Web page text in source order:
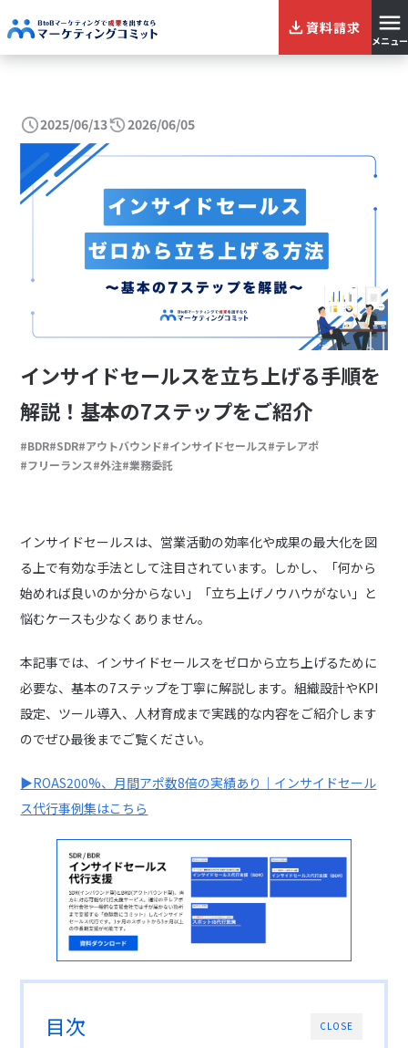
資料請求
メニュー
2025/06/13 2026/06/05
インサイドセールスを立ち上げる手順を
解説！基本の7ステップをご紹介
BDR SDR アウトバウンド インサイドセールス テレアポ
フリーランス 外注 業務委託
インサイドセールスは、営業活動の効率化や成果の最大化を図
る上で有効な手法として注目されています。しかし、「何から
始めれば良いのか分からない」「立ち上げノウハウがない」と
悩むケースも少なくありません。
本記事では、インサイドセールスをゼロから立ち上げるために
必要な、基本の7ステップを丁寧に解説します。組織設計やKPI
設定、ツール導入、人材育成まで実践的な内容をご紹介します
のでぜひ最後までご覧ください。
▶︎ROAS200%、月間アポ数8倍の実績あり｜インサイドセール
ス代行事例集はこちら
CLOSE
目次